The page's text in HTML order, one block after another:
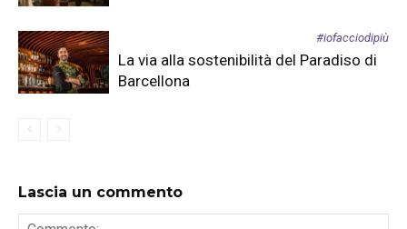
#iofacciodipiù
La via alla sostenibilità del Paradiso di
Barcellona
Lascia un commento